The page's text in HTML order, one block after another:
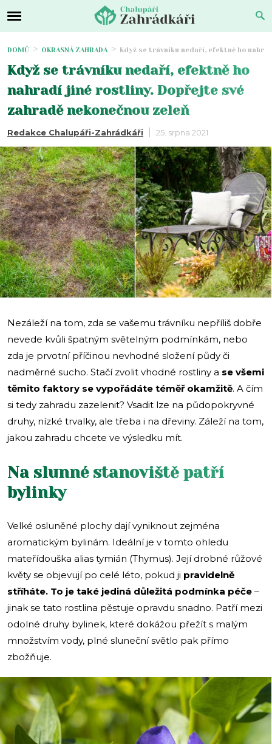
DOMŮ OKRASNÁ ZAHRADA Když se trávníku nedaří, efektně ho
Když se trávníku nedaří, efektně ho
nahradí jiné rostliny. Dopřejte své
zahradě nekonečnou zeleň
Redakce Chalupáři-Zahrádkáři 25. srpna 2021
Nezáleží na tom, zda se vašemu trávníku nepříliš dobře
nevede kvůli špatným světelným podmínkám, nebo
zda je prvotní příčinou nevhodné složení půdy či
nadměrné sucho. Stačí zvolit vhodné rostliny a se všemi
těmito faktory se vypořádáte téměř okamžitě. A čím
si tedy zahradu zazelenit? Vsadit lze na půdopokryvné
druhy, nízké trvalky, ale třeba i na dřeviny. Záleží na tom,
jakou zahradu chcete ve výsledku mít.
Na slunné stanoviště patří
bylinky
Velké osluněné plochy dají vyniknout zejména
aromatickým bylinám. Ideální je v tomto ohledu
mateřídouška alias tymián (Thymus). Její drobné růžové
květy se objevují po celé léto, pokud ji pravidelně
stříháte. To je také jediná důležitá podmínka péče –
jinak se tato rostlina pěstuje opravdu snadno. Patří mezi
odolné druhy bylinek, které dokážou přežít s malým
množstvím vody, plné sluneční světlo pak přímo
zbožňuje.